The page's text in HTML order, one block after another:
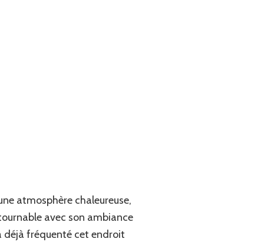
atmosphère chaleureuse,
avec son ambiance
déjà fréquenté cet endroit